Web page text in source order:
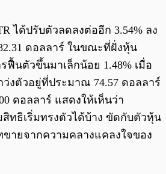
ได้ปรับตัวลดลงต่ออีก 3.54% ลง
ดอลลาร์ ในขณะที่ฝั่งหุ้น
ฟื้นตัวขึ้นมาเล็กน้อย 1.48% เมื่อ
งตัวอยู่ที่ประมาณ 74.57 ดอลลาร์
ดอลลาร์ แสดงให้เห็นว่า
ทธิเริ่มทรงตัวได้บ้าง ขัดกับตัวหุ้น
ขายจากความคลางแคลงใจของ